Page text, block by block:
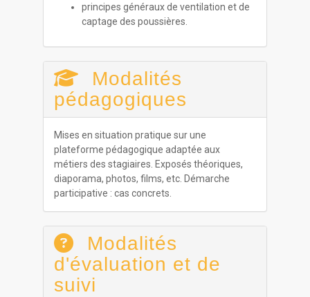
principes généraux de ventilation et de
captage des poussières.
Modalités
pédagogiques
Mises en situation pratique sur une
plateforme pédagogique adaptée aux
métiers des stagiaires. Exposés théoriques,
diaporama, photos, films, etc. Démarche
participative : cas concrets.
Modalités
d'évaluation et de
suivi